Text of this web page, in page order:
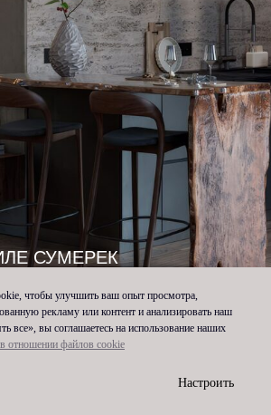
Политика конфиденциальности
Согласие на обработку
чтобы улучшить ваш опыт просмотра,
рекламу или контент и анализировать наш
все», вы соглашаетесь на использование наших
отношении файлов cookie
Настроить